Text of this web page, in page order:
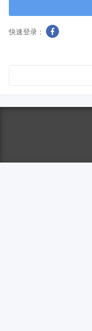
快速登录：